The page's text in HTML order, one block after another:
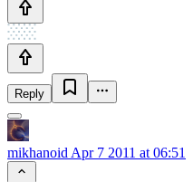
Reply
mikhanoid Apr 7 2011 at 06:51